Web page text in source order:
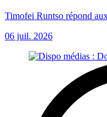
Timofei Runtso répond
06 juil. 2026